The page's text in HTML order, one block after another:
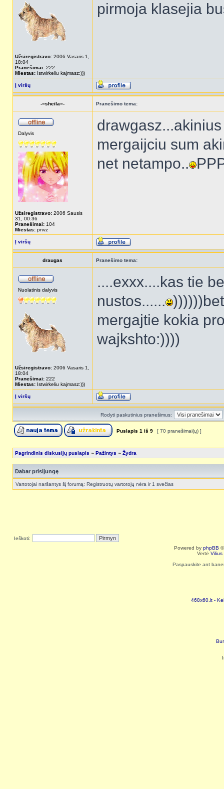
Užsiregistravo: 2006 Vasaris 1,
18:04
Pranešimai: 222
Miestas: Istwirkeliu kajmasz:)))
pirmoja klasejia
Į viršų
-=sheila=- Pranešimo tema:
Dalyvis
Užsiregistravo: 2006 Sausis
31, 00:36
Pranešimai: 104
Miestas: pnvz
mergaijciu sum
net netampo..
Į viršų
draugas Pranešimo tema:
Nuolatinis dalyvis
Užsiregistravo: 2006 Vasaris 1,
18:04
Pranešimai: 222
Miestas: Istwirkeliu kajmasz:)))
....exxx....kas tie
nustos......
mergajtie kokia
wajkshto:))))
Į viršų
Rodyti paskutinius pranešimus:
Puslapis 1 iš 9 [ 70 pranešimai(ų) ]
Pagrindinis diskusijų puslapis » Pažintys » Žydra
Dabar prisijungę
Vartotojai naršantys šį forumą: Registruotų vartotojų nėra ir 1 svečias
Ieškoti:
Powered by phpBB
Vertė Vilius
Paspauskite ant
468x60.lt -